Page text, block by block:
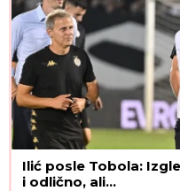
Ilić posle Tobola:
i odlično, ali...